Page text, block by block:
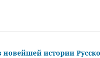
истории